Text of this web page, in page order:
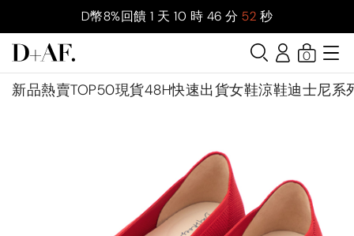
D幣8%回饋 1 天 10 時 46 分 51 秒
新品熱賣TOP50現貨48H快速出貨女鞋涼鞋迪士尼系
0